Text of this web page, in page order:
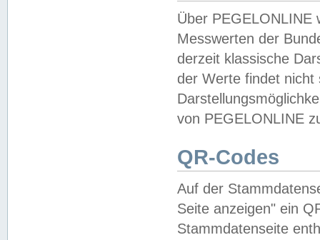
Über PEGELONLINE
Messwerten der
derzeit klassische
der Werte findet
von PEGELONLINE
QR-Codes
Auf der
Seite anzeigen" ein
Stammdatenseite